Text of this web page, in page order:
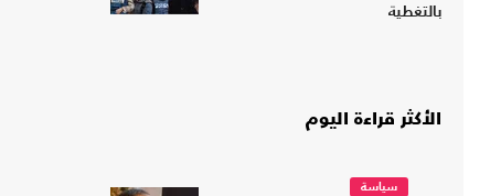
بالتغطية
الأكثر قراءة اليوم
سياسة